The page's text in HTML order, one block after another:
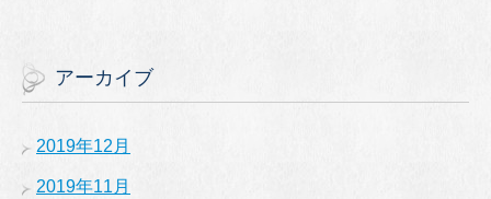
アーカイブ
2019年12月
2019年11月